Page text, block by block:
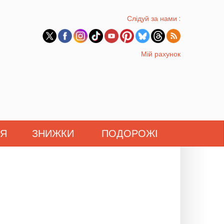
Слідуй за нами :
Мій рахунок
ЗНИЖКИ ПОДОРОЖІ